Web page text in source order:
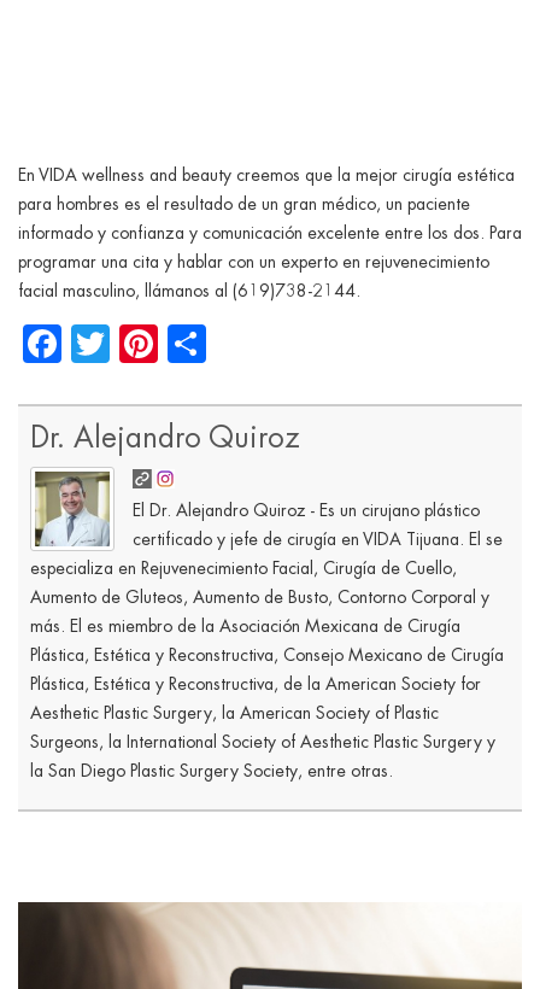
En VIDA wellness and beauty creemos que la mejor cirugía estética
para hombres es el resultado de un gran médico, un paciente
informado y confianza y comunicación excelente entre los dos. Para
programar una cita y hablar con un experto en rejuvenecimiento
facial masculino, llámanos al (619)738-2144.
Facebook
TwitterPinterest
Dr. Alejandro Quiroz
El Dr. Alejandro Quiroz - Es un cirujano plástico
certificado y jefe de cirugía en VIDA Tijuana. El se
especializa en Rejuvenecimiento Facial, Cirugía de Cuello,
Aumento de Gluteos, Aumento de Busto, Contorno Corporal y
más. El es miembro de la Asociación Mexicana de Cirugía
Plástica, Estética y Reconstructiva, Consejo Mexicano de Cirugía
Plástica, Estética y Reconstructiva, de la American Society for
Aesthetic Plastic Surgery, la American Society of Plastic
Surgeons, la International Society of Aesthetic Plastic Surgery y
la San Diego Plastic Surgery Society, entre otras.